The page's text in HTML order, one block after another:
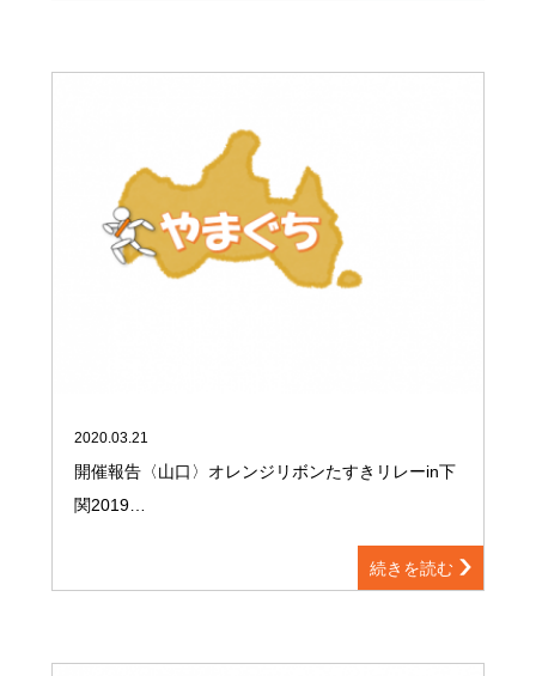
2020.03.21
開催報告〈山口〉オレンジリボンたすきリレーin下
関2019…
続きを読む